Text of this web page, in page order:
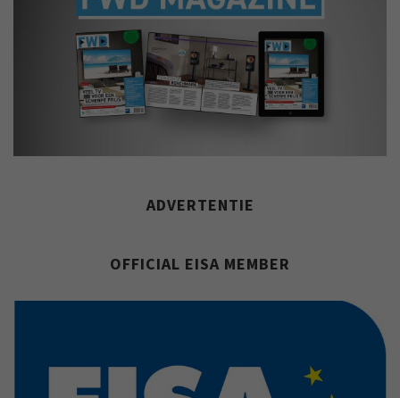
ADVERTENTIE
OFFICIAL EISA MEMBER